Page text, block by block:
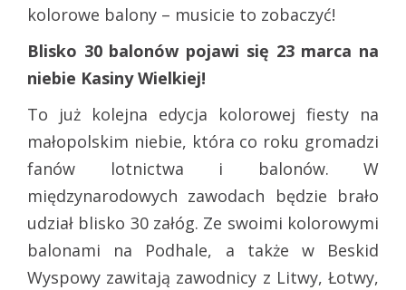
kolorowe balony – musicie to zobaczyć!
Blisko 30 balonów pojawi się 23 marca na
niebie Kasiny Wielkiej!
To już kolejna edycja kolorowej fiesty na
małopolskim niebie, która co roku gromadzi
fanów lotnictwa i balonów. W
międzynarodowych zawodach będzie brało
udział blisko 30 załóg. Ze swoimi kolorowymi
balonami na Podhale, a także w Beskid
Wyspowy zawitają zawodnicy z Litwy, Łotwy,